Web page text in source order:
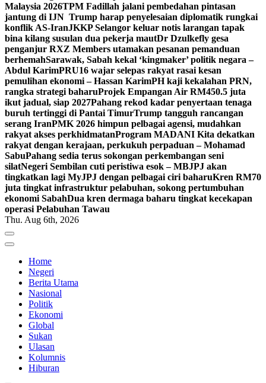
Malaysia 2026TPM Fadillah jalani pembedahan pintasan
jantung di IJN Trump harap penyelesaian diplomatik rungkai
konflik AS-IranJKKP Selangor keluar notis larangan tapak
bina kilang susulan dua pekerja mautDr Dzulkefly gesa
penganjur RXZ Members utamakan pesanan pemanduan
berhemahSarawak, Sabah kekal ‘kingmaker’ politik negara –
Abdul KarimPRU16 wajar selepas rakyat rasai kesan
pemulihan ekonomi – Hassan KarimPH kaji kekalahan PRN,
rangka strategi baharuProjek Empangan Air RM450.5 juta
ikut jadual, siap 2027Pahang rekod kadar penyertaan tenaga
buruh tertinggi di Pantai TimurTrump tangguh rancangan
serang IranPMK 2026 himpun pelbagai agensi, mudahkan
rakyat akses perkhidmatanProgram MADANI Kita dekatkan
rakyat dengan kerajaan, perkukuh perpaduan – Mohamad
SabuPahang sedia terus sokongan perkembangan seni
silatNegeri Sembilan cuti peristiwa esok – MBJPJ akan
tingkatkan lagi MyJPJ dengan pelbagai ciri baharuKren RM70
juta tingkat infrastruktur pelabuhan, sokong pertumbuhan
ekonomi SabahDua kren dermaga baharu tingkat kecekapan
operasi Pelabuhan Tawau
Thu. Aug 6th, 2026
Home
Negeri
Berita Utama
Nasional
Politik
Ekonomi
Global
Sukan
Ulasan
Kolumnis
Hiburan